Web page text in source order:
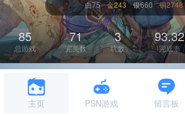
白75 金243 银660 铜2748
85
总游戏
71
完美数
3
坑数
93.32
完成率
主页 PSN游戏 留言板